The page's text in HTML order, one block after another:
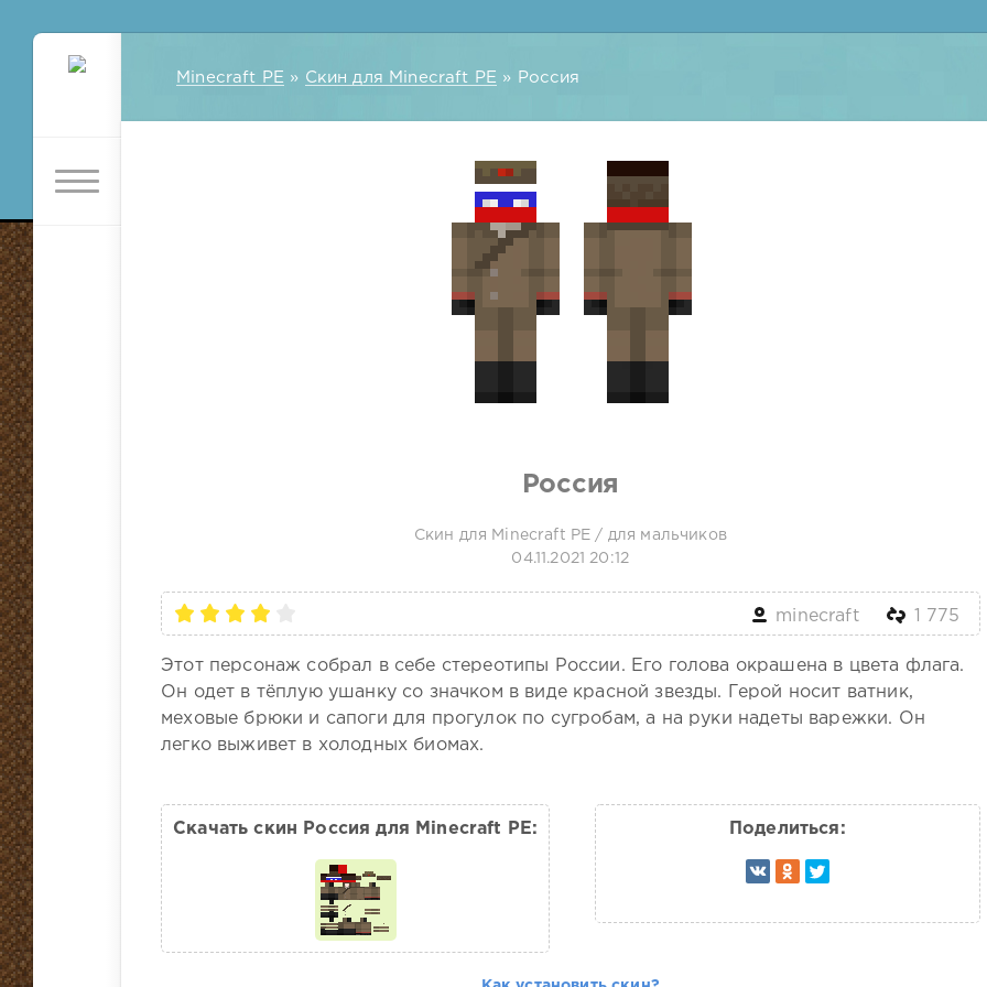
Minecraft PE » Скин для Minecraft PE » Россия
Россия
Скин для Minecraft PE / для мальчиков
04.11.2021 20:12
minecraft 1 775
Этот персонаж собрал в себе стереотипы России. Его голова окрашена в цвета флага.
Он одет в тёплую ушанку со значком в виде красной звезды. Герой носит ватник,
меховые брюки и сапоги для прогулок по сугробам, а на руки надеты варежки. Он
легко выживет в холодных биомах.
Скачать скин Россия для Minecraft PE: Поделиться: